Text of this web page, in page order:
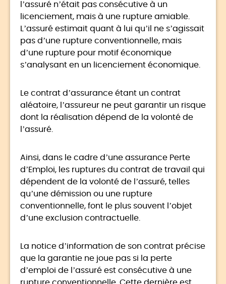
l’assuré n’était pas consécutive à un
licenciement, mais à une rupture amiable.
L’assuré estimait quant à lui qu’il ne s’agissait
pas d’une rupture conventionnelle, mais
d’une rupture pour motif économique
s’analysant en un licenciement économique.
Le contrat d’assurance étant un contrat
aléatoire, l’assureur ne peut garantir un risque
dont la réalisation dépend de la volonté de
l’assuré.
Ainsi, dans le cadre d’une assurance Perte
d’Emploi, les ruptures du contrat de travail qui
dépendent de la volonté de l’assuré, telles
qu’une démission ou une rupture
conventionnelle, font le plus souvent l’objet
d’une exclusion contractuelle.
La notice d’information de son contrat précise
que la garantie ne joue pas si la perte
d’emploi de l’assuré est consécutive à une